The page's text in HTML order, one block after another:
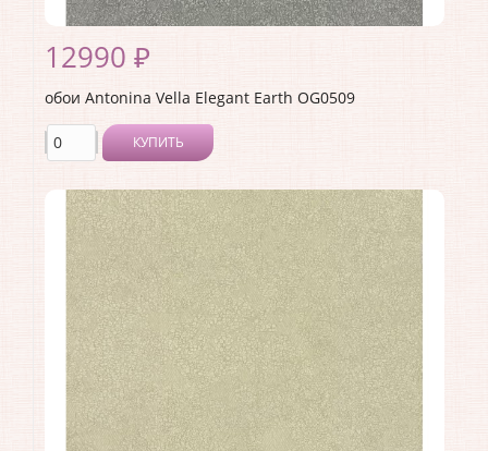
12990 ₽
обои Antonina Vella Elegant Earth OG0509
КУПИТЬ
Производитель:Antonina Vella
Коллекция:Elegant Earth
Длина рулона:8.23
Ширина рулона: 0.68
Материал покрытия:Без покрытия
Страна:США
Материал основы:Флизелин
Раппорт:<>